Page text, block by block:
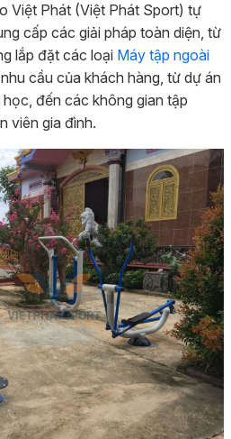
Việt Phát (Việt Phát Sport) tự
cấp các giải pháp toàn diện, từ
lắp đặt các loại Máy tập ngoài
cầu của khách hàng, từ dự án
đến các không gian tập
viên gia đình.